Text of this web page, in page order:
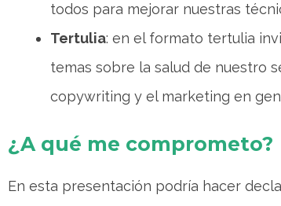
todos para mejorar nuestras
Tertulia: en el formato tertulia
temas sobre la salud de nuestro
copywriting y el marketing en
¿A qué me comprometo?
En esta presentación podría hacer